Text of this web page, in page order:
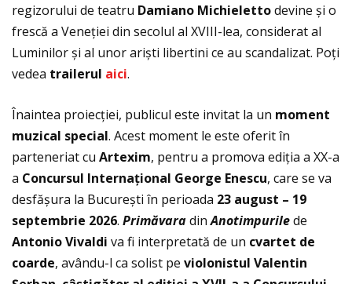
regizorului de teatru Damiano Michielettodevine și o
frescă a Veneţiei din secolul al XVIII-lea, considerat al
Luminilor și al unor ariști libertini ce au scandalizat. Poţi
vedea trailerul aici.
Înaintea proiecției, publicul este invitat la un moment
muzical special. Acest moment le este oferit în
parteneriat cu Artexim, pentru a promova ediția a XX-a
a Concursul Internațional George Enescu, care se va
desfășura la București în perioada 23 august – 19
septembrie 2026. PrimăvaradinAnotimpurilede
Antonio Vivaldi va fi interpretată de un cvartet de
coarde, avându-l ca solist pe violonistul Valentin